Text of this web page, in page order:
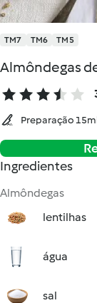
TM7 TM6 TM5
Almôndegas
Preparação
Ingredientes
Almôndegas
lentilhas
água
sal